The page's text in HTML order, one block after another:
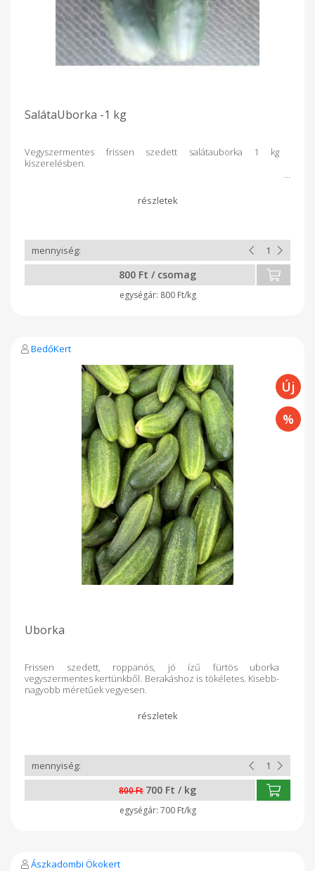
SalátaUborka -1 kg
Vegyszermentes frissen szedett salátauborka 1 kg
kiszerelésben.
800 Ft / csomag
800 Ft/kg
BedőKert
Uborka
Frissen szedett, roppanós, jó ízű fürtös uborka
vegyszermentes kertünkből. Berakáshoz is tökéletes. Kisebb-
nagyobb méretűek vegyesen.
800 Ft 700 Ft / kg
700 Ft/kg
Ászkadombi Ökokert